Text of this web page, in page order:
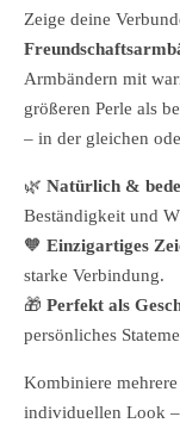
Zeige deine
Armbändern mit
größeren Perle als
– in der gleichen
🌿 Natürlich &
Beständigkeit und
🧡 Einzigartiges
starke Verbindung.
🎁 Perfekt als
persönliches
Kombiniere
individuellen Look